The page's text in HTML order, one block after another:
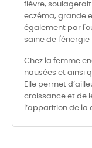
fièvre,
eczéma, grande
également par
saine de
Chez la femme
nausées et ainsi
Elle permet
croissance et de
l’apparition de la